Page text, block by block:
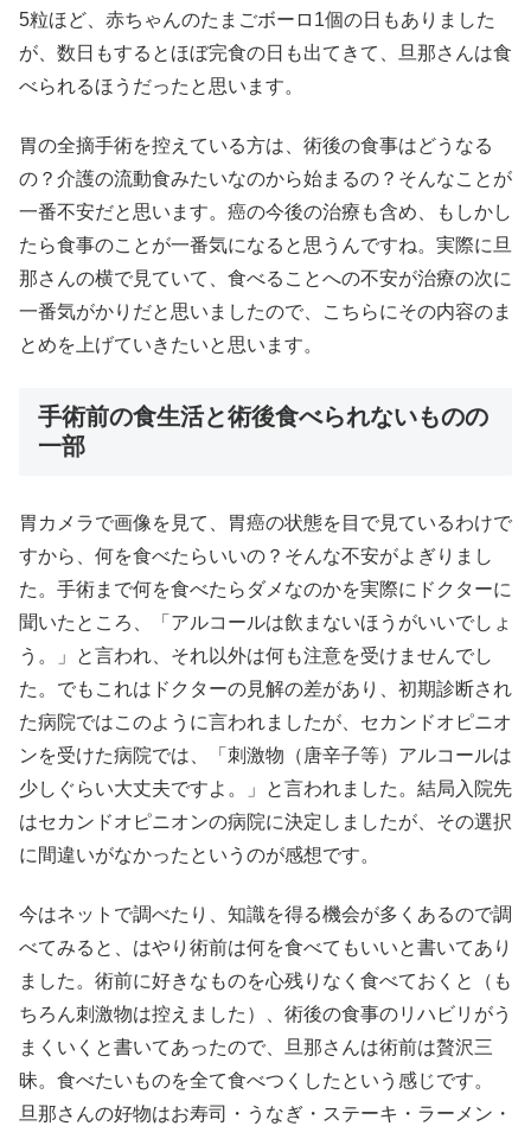
5粒ほど、赤ちゃんのたまごボーロ1個の日もありました
が、数日もするとほぼ完食の日も出てきて、旦那さんは食
べられるほうだったと思います。
胃の全摘手術を控えている方は、術後の食事はどうなる
の？介護の流動食みたいなのから始まるの？そんなことが
一番不安だと思います。癌の今後の治療も含め、もしかし
たら食事のことが一番気になると思うんですね。実際に旦
那さんの横で見ていて、食べることへの不安が治療の次に
一番気がかりだと思いましたので、こちらにその内容のま
とめを上げていきたいと思います。
手術前の食生活と術後食べられないものの
一部
胃カメラで画像を見て、胃癌の状態を目で見ているわけで
すから、何を食べたらいいの？そんな不安がよぎりまし
た。手術まで何を食べたらダメなのかを実際にドクターに
聞いたところ、「アルコールは飲まないほうがいいでしょ
う。」と言われ、それ以外は何も注意を受けませんでし
た。でもこれはドクターの見解の差があり、初期診断され
た病院ではこのように言われましたが、セカンドオピニオ
ンを受けた病院では、「刺激物（唐辛子等）アルコールは
少しぐらい大丈夫ですよ。」と言われました。結局入院先
はセカンドオピニオンの病院に決定しましたが、その選択
に間違いがなかったというのが感想です。
今はネットで調べたり、知識を得る機会が多くあるので調
べてみると、はやり術前は何を食べてもいいと書いてあり
ました。術前に好きなものを心残りなく食べておくと（も
ちろん刺激物は控えました）、術後の食事のリハビリがう
まくいくと書いてあったので、旦那さんは術前は贅沢三
昧。食べたいものを全て食べつくしたという感じです。
旦那さんの好物はお寿司・うなぎ・ステーキ・ラーメン・